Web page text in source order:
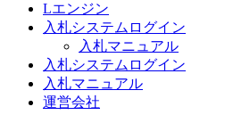
Lエンジン
入札システムログイン
入札マニュアル
入札システムログイン
入札マニュアル
運営会社